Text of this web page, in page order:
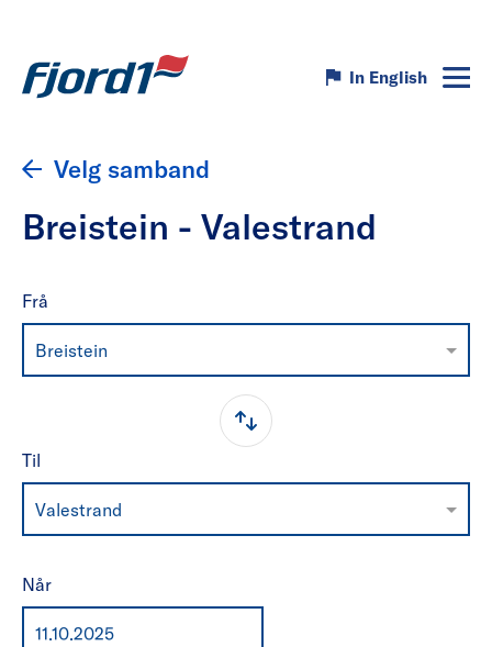
In English
Velg samband
Breistein - Valestrand
Frå
Breistein
Til
Valestrand
Når